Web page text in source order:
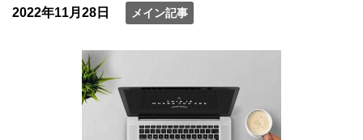
2022年11月28日 メイン記事